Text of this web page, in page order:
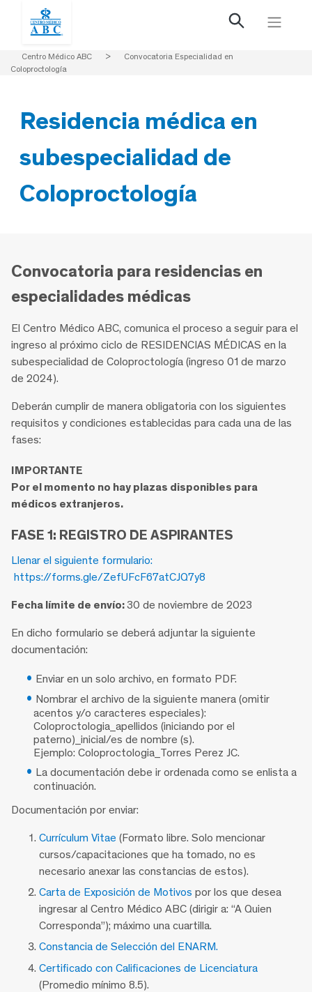
Centro Médico ABC >
Convocatoria Especialidad en
Coloproctología
Residencia médica en
subespecialidad de
Coloproctología
Convocatoria para residencias en
especialidades médicas
El Centro Médico ABC, comunica el proceso a seguir para el
ingreso al próximo ciclo de RESIDENCIAS MÉDICAS en la
subespecialidad de Coloproctología (ingreso 01 de marzo
de 2024).
Deberán cumplir de manera obligatoria con los siguientes
requisitos y condiciones establecidas para cada una de las
fases:
IMPORTANTE
Por el momento no hay plazas disponibles para
médicos extranjeros.
FASE 1: REGISTRO DE ASPIRANTES
Llenar el siguiente formulario:
https://forms.gle/ZefUFcF67atCJQ7y8
Fecha límite de envío: 30 de noviembre de 2023
En dicho formulario se deberá adjuntar la siguiente
documentación:
Enviar en un solo archivo, en formato PDF.
Nombrar el archivo de la siguiente manera (omitir
acentos y/o caracteres especiales):
Coloproctologia_apellidos (iniciando por el
paterno)_inicial/es de nombre (s).
Ejemplo: Coloproctologia_Torres Perez JC.
La documentación debe ir ordenada como se enlista a
continuación.
Documentación por enviar:
Currículum Vitae (Formato libre. Solo mencionar
cursos/capacitaciones que ha tomado, no es
necesario anexar las constancias de estos).
Carta de Exposición de Motivos por los que desea
ingresar al Centro Médico ABC (dirigir a: “A Quien
Corresponda”); máximo una cuartilla.
Constancia de Selección del ENARM.
Certificado con Calificaciones de Licenciatura
(Promedio mínimo 8.5).